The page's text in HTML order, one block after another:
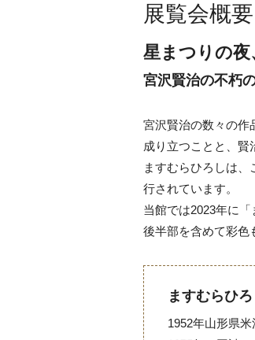
展覧会概要
星まつりの夜
宮沢賢治の不朽
宮沢賢治の数々の作
成り立つことと、賢
ますむらひろしは
行されています。
当館では2023年に
後半部を含めて彩色
ますむらひ
1952年山形県